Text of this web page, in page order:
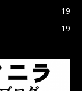
19
19